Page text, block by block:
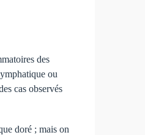
des
ou
cas observés
doré ; mais on